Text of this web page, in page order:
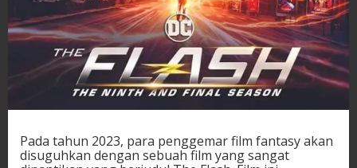
Pada tahun 2023, para penggemar film fantasy akan
disuguhkan dengan sebuah film yang sangat